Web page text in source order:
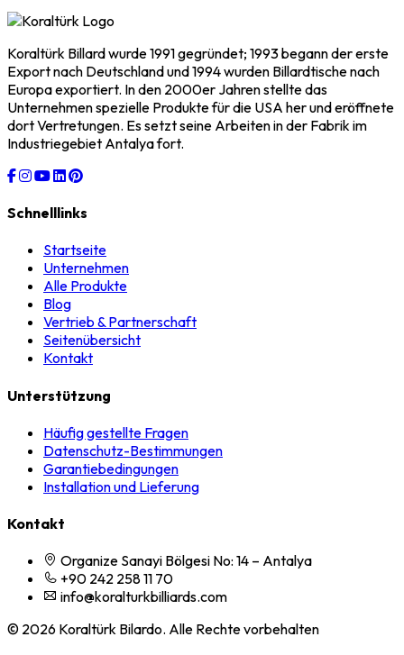
Koraltürk Billard wurde 1991 gegründet; 1993 begann der erste
Export nach Deutschland und 1994 wurden Billardtische nach
Europa exportiert. In den 2000er Jahren stellte das
Unternehmen spezielle Produkte für die USA her und eröffnete
dort Vertretungen. Es setzt seine Arbeiten in der Fabrik im
Industriegebiet Antalya fort.
Schnelllinks
Startseite
Unternehmen
Alle Produkte
Blog
Vertrieb & Partnerschaft
Seitenübersicht
Kontakt
Unterstützung
Häufig gestellte Fragen
Datenschutz-Bestimmungen
Garantiebedingungen
Installation und Lieferung
Kontakt
Organize Sanayi Bölgesi No: 14 – Antalya
+90 242 258 11 70
info@koralturkbilliards.com
© 2026 Koraltürk Bilardo. Alle Rechte vorbehalten